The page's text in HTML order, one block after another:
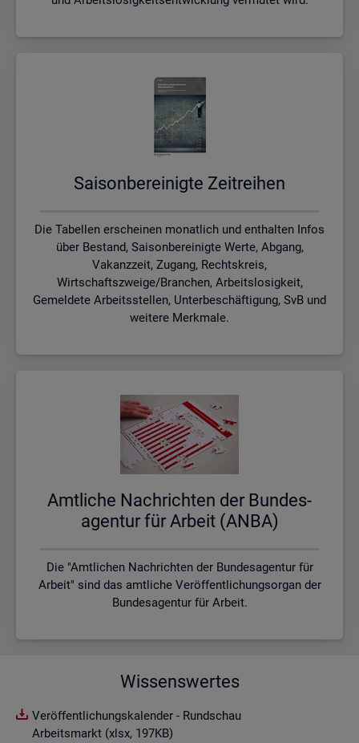
Sai­son­be­rei­nig­te Zeit­rei­hen
Die Tabellen erscheinen monatlich und enthalten Infos
über Bestand, Saisonbereinigte Werte, Abgang,
Vakanzzeit, Zugang, Rechtskreis,
Wirtschaftszweige/Branchen, Arbeitslosigkeit,
Gemeldete Arbeitsstellen, Unterbeschäftigung, SvB und
weitere Merkmale.
Amt­li­che Nach­rich­ten der Bun­des­
agen­tur für Ar­beit (ANBA)
Die "Amtlichen Nachrichten der Bundesagentur für
Arbeit" sind das amtliche Veröffentlichungsorgan der
Bundesagentur für Arbeit.
Wissenswertes
Veröffentlichungskalender - Rundschau
Arbeitsmarkt (xlsx, 197KB)